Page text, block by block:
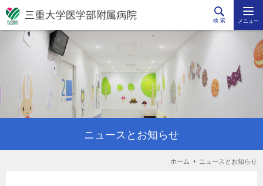
検 索 メニュー
ニュースとお知らせ
ホーム ニュースとお知らせ